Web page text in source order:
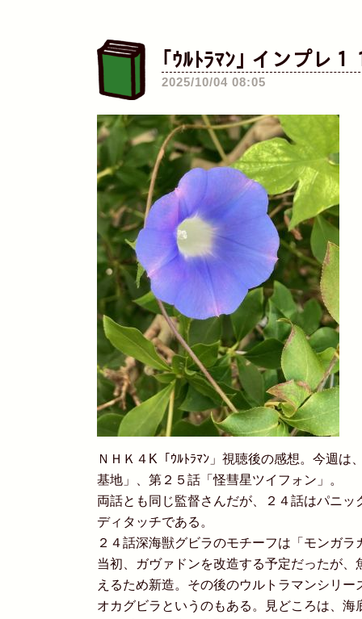
｢ｳﾙﾄﾗﾏﾝ｣ インプレ１
2025/10/04 08:05
ＮＨＫ４K「ｳﾙﾄﾗﾏﾝ」視聴後の感想。今週は
基地」、第２５話「怪彗星ツイフォン」。
両話とも同じ監督さんだが、２４話はパニッ
ディタッチである。
２４話深海獣グビラのモチーフは「モンガラ
当初、ガヴァドンを改造する予定だったが、
えるため新造。その後のウルトラマンシリー
オカグビラというのもある。見どころは、海